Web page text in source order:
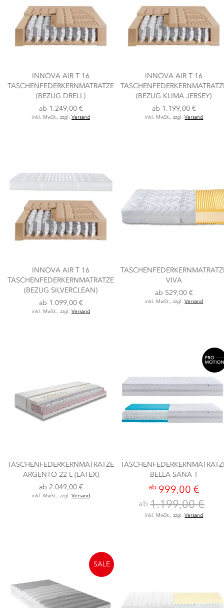
INNOVA AIR T 16
TASCHENFEDERKERNMATRATZE
(BEZUG DRELL)
ab 1.249,00 €
inkl. MwSt., zzgl. Versand
INNOVA AIR T 16
(BEZUG KLIMA JERSEY)
ab 1.199,00 €
inkl. MwSt., zzgl.Versand
INNOVA AIR T 16
TASCHENFEDERKERNMATRATZE
(BEZUG SILVERCLEAN)
ab 1.099,00 €
inkl. MwSt., zzgl. Versand
VIVA
ab 529,00 €
inkl. MwSt., zzgl.Versand
TASCHENFEDERKERNMATRATZE
ARGENTO 22 L (LATEX)
ab 2.049,00 €
inkl. MwSt., zzgl. Versand
BELLA SANA T
ab 999,00 €
ab 1.199,00 €
inkl. MwSt., zzgl.Versand
SALE